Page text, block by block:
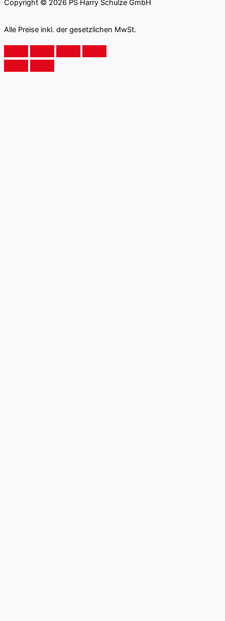
Copyright © 2026 PS Harry Schulze GmbH
Alle Preise inkl. der gesetzlichen MwSt.